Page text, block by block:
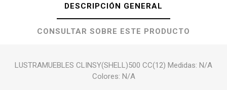
DESCRIPCIÓN GENERAL
CONSULTAR SOBRE ESTE PRODUCTO
LUSTRAMUEBLES CLINSY(SHELL)500 CC(12) Medidas: N/A
Colores: N/A